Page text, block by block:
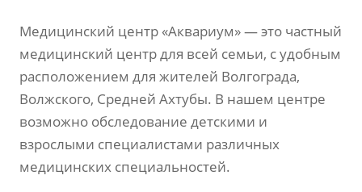
Медицинский центр «Аквариум» — это частный
медицинский центр для всей семьи, с удобным
расположением для жителей Волгограда,
Волжского, Средней Ахтубы. В нашем центре
возможно обследование детскими и
взрослыми специалистами различных
медицинских специальностей.